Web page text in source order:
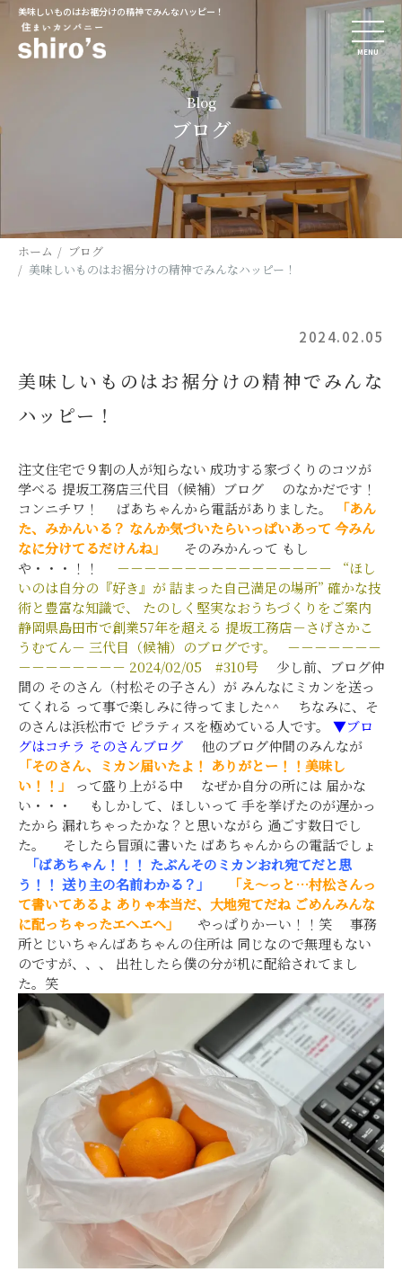
美味しいものはお裾分けの精神でみんなハッピー！
MENU
Blog
ブログ
ホーム
ブログ
美味しいものはお裾分けの精神でみんなハッピー！
2024.02.05
美味しいものはお裾分けの精神でみんな
ハッピー！
注文住宅で９割の人が知らない 成功する家づくりのコツが
学べる 提坂工務店三代目（候補）ブログ のなかだです！
コンニチワ！ ばあちゃんから電話がありました。
「あん
た、みかんいる？ なんか気づいたらいっぱいあって 今みん
なに分けてるだけんね」
そのみかんって もし
や・・・！！ －－－－－－－－－－－－－－－－
“ほし
いのは自分の『好き』が詰まった自己満足の場所” 確かな技
術と豊富な知識で、
たのしく堅実なおうちづくりをご案内
静岡県島田市で創業57年を超える 提坂工務店－さげさかこ
うむてん－ 三代目（候補）のブログです。
－－－－－－－
－－－－－－－－ 2024/02/05 #310号 少し前、ブログ仲
間の そのさん（村松その子さん）が みんなにミカンを送っ
てくれる って事で楽しみに待ってました^^ ちなみに、そ
のさんは浜松市で ピラティスを極めている人です。 ▼ブロ
グはコチラ そのさんブログ 他のブログ仲間のみんなが
「そのさん、ミカン届いたよ！ ありがとー！！美味し
い！！」
って盛り上がる中 なぜか自分の所には 届かな
い・・・ もしかして、ほしいって 手を挙げたのが遅かっ
たから 漏れちゃったかな？と思いながら 過ごす数日でし
た。 そしたら冒頭に書いた ばあちゃんからの電話でしょ
「ばあちゃん！！！ たぶんそのミカンおれ宛てだと思
う！！ 送り主の名前わかる？」
「え～っと…村松さんっ
て書いてあるよ ありゃ本当だ、大地宛てだね ごめんみんな
に配っちゃったエヘエヘ」
やっぱりかーい！！笑 事務
所とじいちゃんばあちゃんの住所は 同じなので無理もない
のですが、、、 出社したら僕の分が机に配給されてまし
た。笑